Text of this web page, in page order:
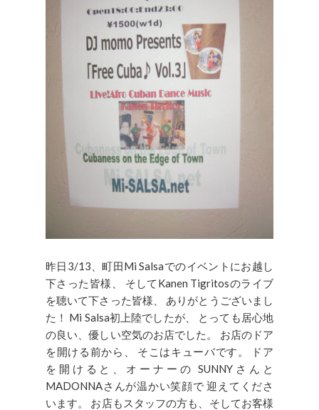
昨日3/13、町田Mi Salsaでのイベントにお越し
下さった皆様、 そしてKanen Tigritosのライブ
を聴いて下さった皆様、 ありがとうございまし
た！ Mi Salsa初上陸でしたが、 とっても居心地
の良い、優しい空気のお店でした。 お店のドア
を開ける前から、 そこはキューバです。 ドア
を開けると、オーナーの SUNNYさんと
MADONNAさんが温かい笑顔で 迎えてくださ
います。 お店もスタッフの方も、そしてお客様